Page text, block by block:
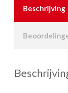
Beschrijving